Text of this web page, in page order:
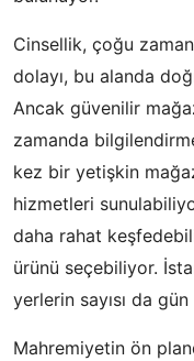
Cinsellik, çoğu
dolayı, bu alanda
Ancak güvenilir
zamanda
kez bir yetişkin
hizmetleri
daha rahat
ürünü seçebiliyor.
yerlerin sayısı da
Mahremiyetin ön